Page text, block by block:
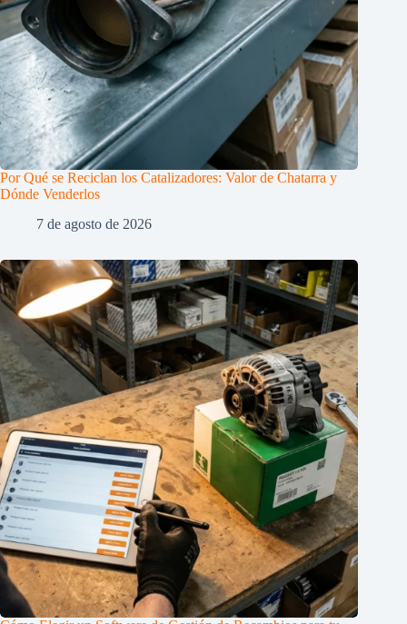
Por Qué se Reciclan los Catalizadores: Valor de Chatarra y
Dónde Venderlos
7 de agosto de 2026